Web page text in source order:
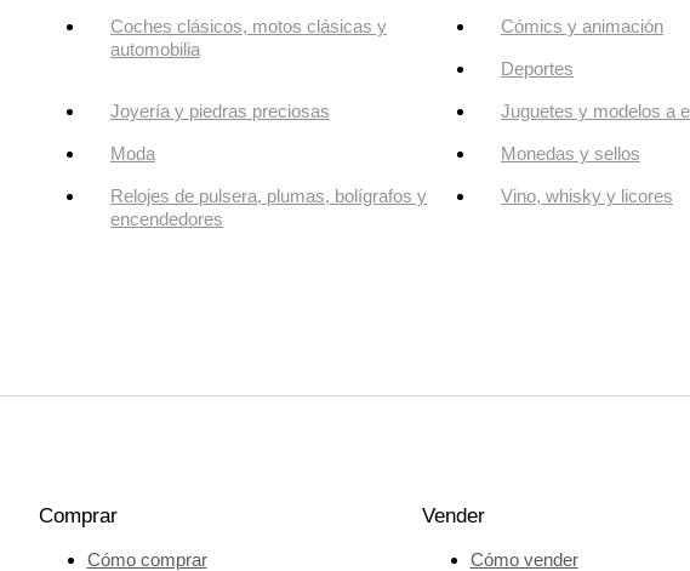
Coches clásicos, motos clásicas y
automobilia
Cómics y animación
Deportes
Joyería y piedras preciosas Juguetes y modelos a
Moda Monedas y sellos
Relojes de pulsera, plumas, bolígrafos y
encendedores
Vino, whisky y licores
Comprar
Cómo comprar
Vender
Cómo vender